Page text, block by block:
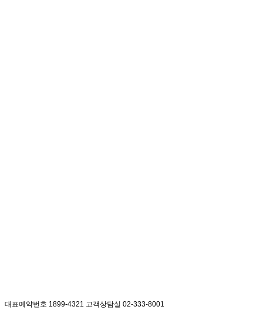
대표예약번호 1899-4321 고객상담실 02-333-8001